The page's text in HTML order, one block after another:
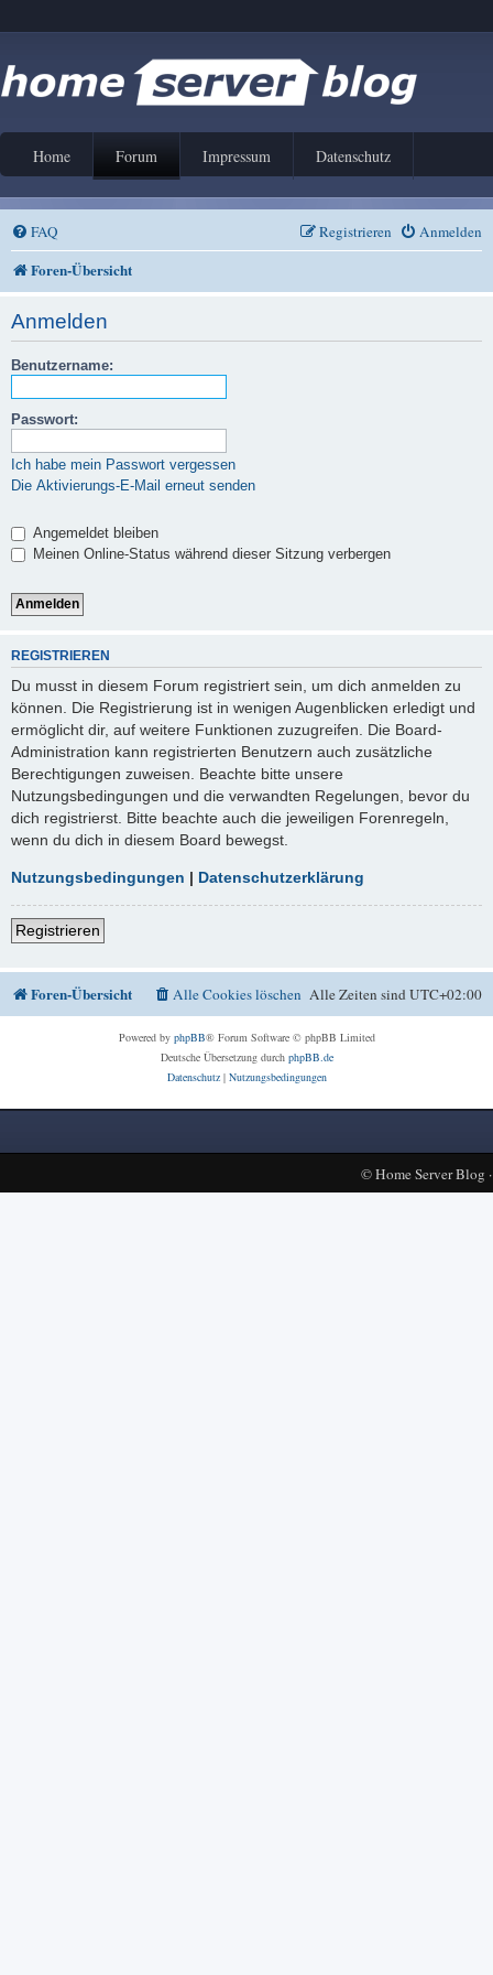
Home Forum Impressum Datenschutz
FAQ Anmelden
Registrieren
Foren-Übersicht
Anmelden
Benutzername:
Passwort:
Ich habe mein Passwort vergessen
Die Aktivierungs-E-Mail erneut senden
Angemeldet bleiben
Meinen Online-Status während dieser Sitzung verbergen
REGISTRIEREN
Du musst in diesem Forum registriert sein, um dich anmelden zu
können. Die Registrierung ist in wenigen Augenblicken erledigt und
ermöglicht dir, auf weitere Funktionen zuzugreifen. Die Board-
Administration kann registrierten Benutzern auch zusätzliche
Berechtigungen zuweisen. Beachte bitte unsere
Nutzungsbedingungen und die verwandten Regelungen, bevor du
dich registrierst. Bitte beachte auch die jeweiligen Forenregeln,
wenn du dich in diesem Board bewegst.
Nutzungsbedingungen | Datenschutzerklärung
Registrieren
Foren-Übersicht Alle Zeiten sindUTC+02:00
Alle Cookies löschen
Powered by phpBB® Forum Software © phpBB Limited
Deutsche Übersetzung durch phpBB.de
Datenschutz| Nutzungsbedingungen
©Home Server Blog